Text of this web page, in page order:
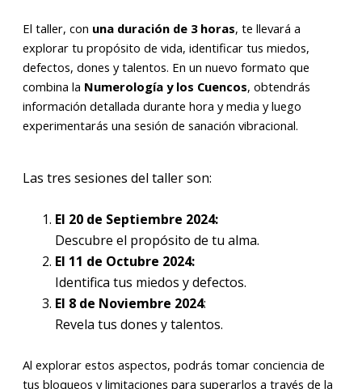
El taller, con una duración de 3 horas, te llevará a
explorar tu propósito de vida, identificar tus miedos,
defectos, dones y talentos. En un nuevo formato que
combina la Numerología y los Cuencos, obtendrás
información detallada durante hora y media y luego
experimentarás una sesión de sanación vibracional.
Las tres sesiones del taller son:
El 20 de Septiembre 2024:
Descubre el propósito de tu alma.
El 11 de Octubre 2024:
Identifica tus miedos y defectos.
El 8 de Noviembre 2024:
Revela tus dones y talentos.
Al explorar estos aspectos, podrás tomar conciencia de
tus bloqueos y limitaciones para superarlos a través de la